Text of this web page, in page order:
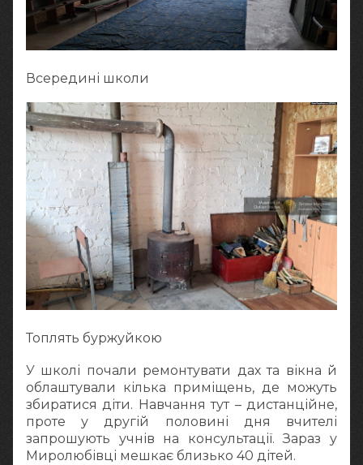
Всередині школи
Топлять буржуйкою
У школі почали ремонтувати дах та вікна й
облаштували кілька приміщень, де можуть
збиратися діти. Навчання тут – дистанційне,
проте у другій половині дня вчителі
запрошують учнів на консультації. Зараз у
Миролюбівці мешкає близько 40 дітей.